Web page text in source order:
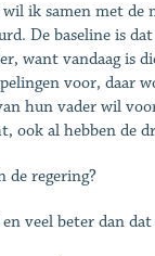
ik samen met
De baseline is
want vandaag is
voor, daar
hun vader wil
ook al hebben de
de regering?
en veel beter dan